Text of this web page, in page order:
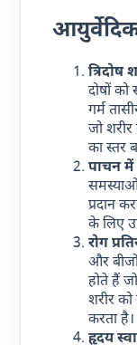
त्रिदोष
दोषों
गर्म
जो
का स्तर
पाचन में
प्रदान
के लिए
रोग
और
होते हैं
शरीर
करता है।
हृदय